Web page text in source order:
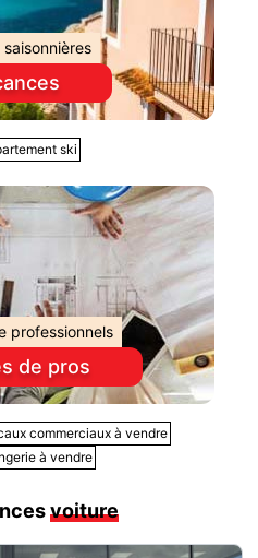
ski
de pros
professionnels
commerciaux à vendre
à vendre
voiture